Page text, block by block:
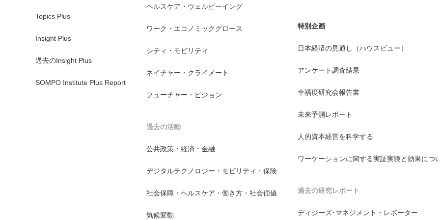
Topics Plus
Insight Plus
過去のInsight Plus
SOMPO Institute Plus Report
ヘルスケア・ウェルビーイング
ワーク・エコノミックグロース
シティ・モビリティ
ネイチャー・クライメート
フューチャー・ビジョン
過去の活動
公共政策・経済・金融
デジタルテクノロジー・モビリティ・保険
社会保障・ヘルスケア・働き方・社会価値
気候変動
特別企画
日本経済の見通し（ハウスビュー）
アンケート調査結果
幸福度研究会報告書
未来予測レポート
人的資本経営を科学する
ワーケーションに関する実証実験と効果につ
過去の研究レポート
ディジーズ･マネジメント・レポーター